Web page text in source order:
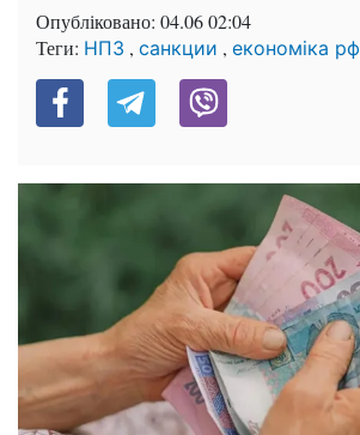
Опубліковано: 04.06 02:04
Теги: НПЗ , санкции , економіка рф